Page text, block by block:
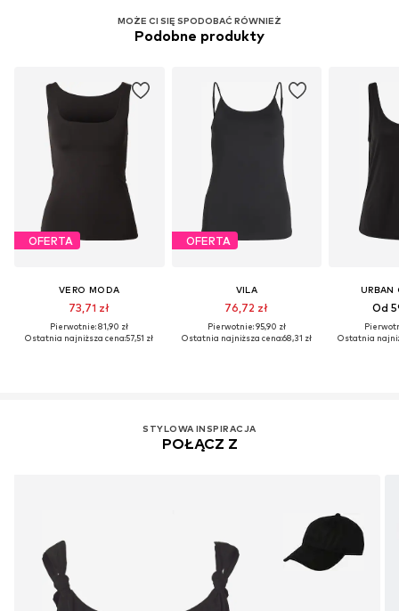
MOŻE CI SIĘ SPODOBAĆ RÓWNIEŻ
Podobne produkty
OFERTA
VERO MODA
73,71 zł
Pierwotnie: 81,90 zł
Ostatnia najniższa cena:57,51 zł
OFERTA
VILA
76,72 zł
Pierwotnie: 95,90 zł
Ostatnia najniższa cena:68,31 zł
URBAN
Od
Ostatnia
STYLOWA INSPIRACJA
POŁĄCZ Z